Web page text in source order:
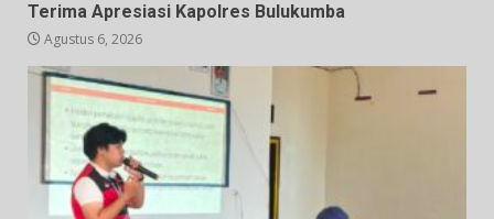
Terima Apresiasi Kapolres Bulukumba
Agustus 6, 2026